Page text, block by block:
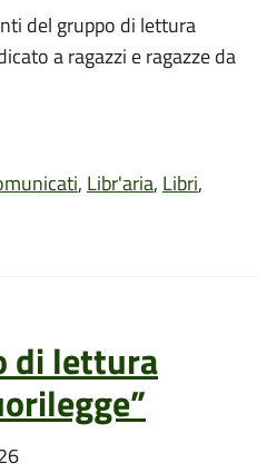
del gruppo di lettura
a ragazzi e ragazze da
, Libr'aria, Libri,
di lettura